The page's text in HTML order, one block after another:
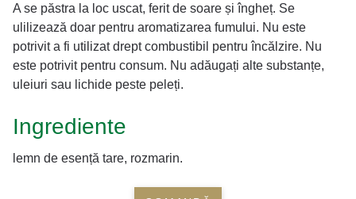
A se păstra la loc uscat, ferit de soare și îngheț. Se
ulilizează doar pentru aromatizarea fumului. Nu este
potrivit a fi utilizat drept combustibil pentru încălzire. Nu
este potrivit pentru consum. Nu adăugați alte substanțe,
uleiuri sau lichide peste peleți.
Ingrediente
lemn de esență tare, rozmarin.